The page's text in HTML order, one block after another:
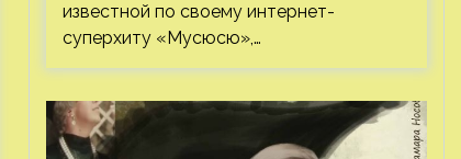
известной по своему интернет-
суперхиту «Мусюсю»,…